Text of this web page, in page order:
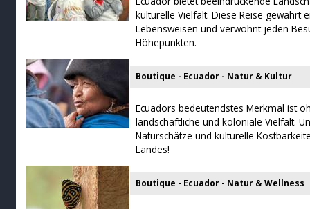
kulturelle Vielfalt. Diese Reise gewährt
Lebensweisen und verwöhnt jeden
Höhepunkten.
Boutique - Ecuador - Natur & Kultur
Ecuadors bedeutendstes Merkmal ist
landschaftliche und koloniale Vielfalt.
Naturschätze und kulturelle
Landes!
Boutique - Ecuador - Natur & Wellness